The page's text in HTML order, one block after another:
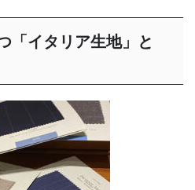
「イタリア生地」と